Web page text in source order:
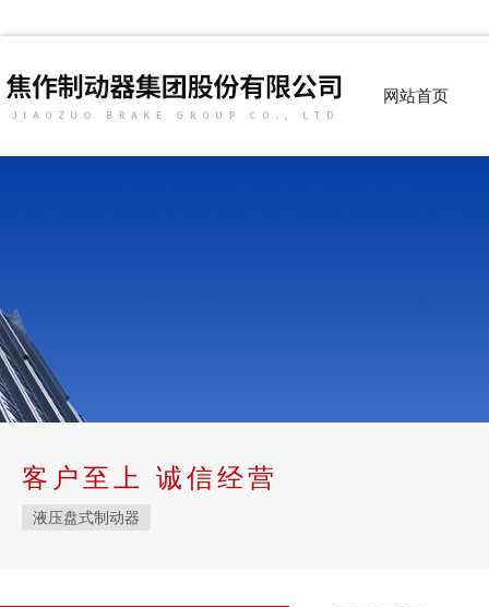
网站首页
客户至上 诚信经营
液压盘式制动器